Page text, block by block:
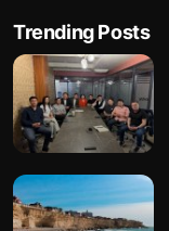
Trending Posts